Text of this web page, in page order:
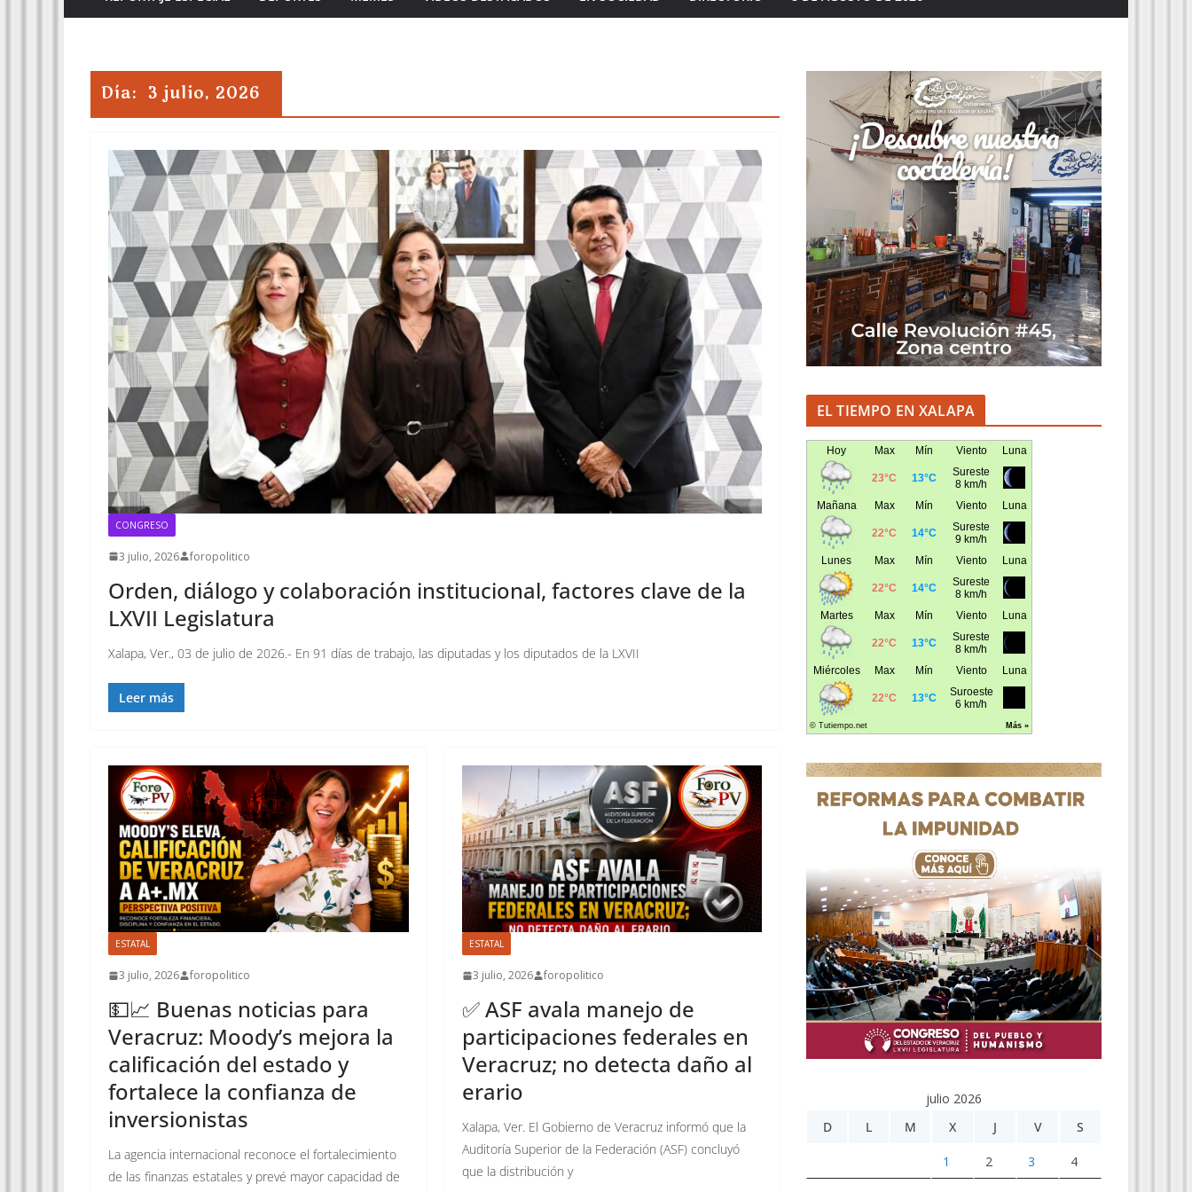
Día: 3 julio, 2026
CONGRESO
3 julio, 2026 foropolitico
Orden, diálogo y colaboración institucional, factores clave de la
LXVII Legislatura
Xalapa, Ver., 03 de julio de 2026.- En 91 días de trabajo, las diputadas y los diputados de la LXVII
Leer más
ESTATAL
3 julio, 2026 foropolitico
💵📈 Buenas noticias para
Veracruz: Moody’s mejora la
calificación del estado y
fortalece la confianza de
inversionistas
La agencia internacional reconoce el fortalecimiento
de las finanzas estatales y prevé mayor capacidad de
ESTATAL
3 julio, 2026 foropolitico
✅ ASF avala manejo de
participaciones federales en
Veracruz; no detecta daño al
erario
Xalapa, Ver. El Gobierno de Veracruz informó que la
Auditoría Superior de la Federación (ASF) concluyó
que la distribución y
EL TIEMPO EN XALAPA
julio 2026
D
L M X J V S
1 2 3 4